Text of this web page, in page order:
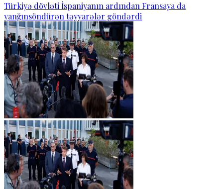
Türkiyə dövləti İspaniyanın ardından Fransaya da
yanğınsöndürən təyyarələr göndərdi